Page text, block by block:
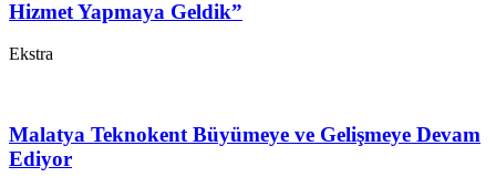
Hizmet Yapmaya Geldik”
Ekstra
Malatya Teknokent Büyümeye ve Gelişmeye Devam
Ediyor